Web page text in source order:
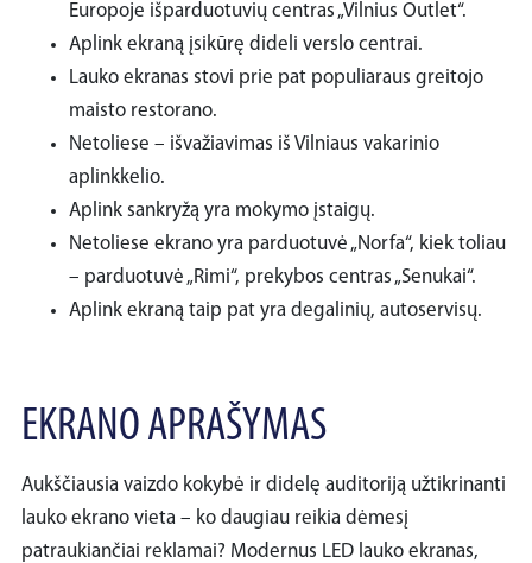
Europoje išparduotuvių centras „Vilnius Outlet“.
Aplink ekraną įsikūrę dideli verslo centrai.
Lauko ekranas stovi prie pat populiaraus greitojo
maisto restorano.
Netoliese – išvažiavimas iš Vilniaus vakarinio
aplinkkelio.
Aplink sankryžą yra mokymo įstaigų.
Netoliese ekrano yra parduotuvė „Norfa“, kiek toliau
– parduotuvė „Rimi“, prekybos centras „Senukai“.
Aplink ekraną taip pat yra degalinių, autoservisų.
EKRANO APRAŠYMAS
Aukščiausia vaizdo kokybė ir didelę auditoriją užtikrinanti
lauko ekrano vieta – ko daugiau reikia dėmesį
patraukiančiai reklamai? Modernus LED lauko ekranas,